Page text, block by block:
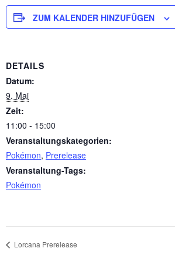
ZUM KALENDER HINZUFÜGEN
DETAILS
Datum:
9. Mai
Zeit:
11:00 - 15:00
Veranstaltungskategorien:
Pokémon, Prerelease
Veranstaltung-Tags:
Pokémon
Lorcana Prerelease